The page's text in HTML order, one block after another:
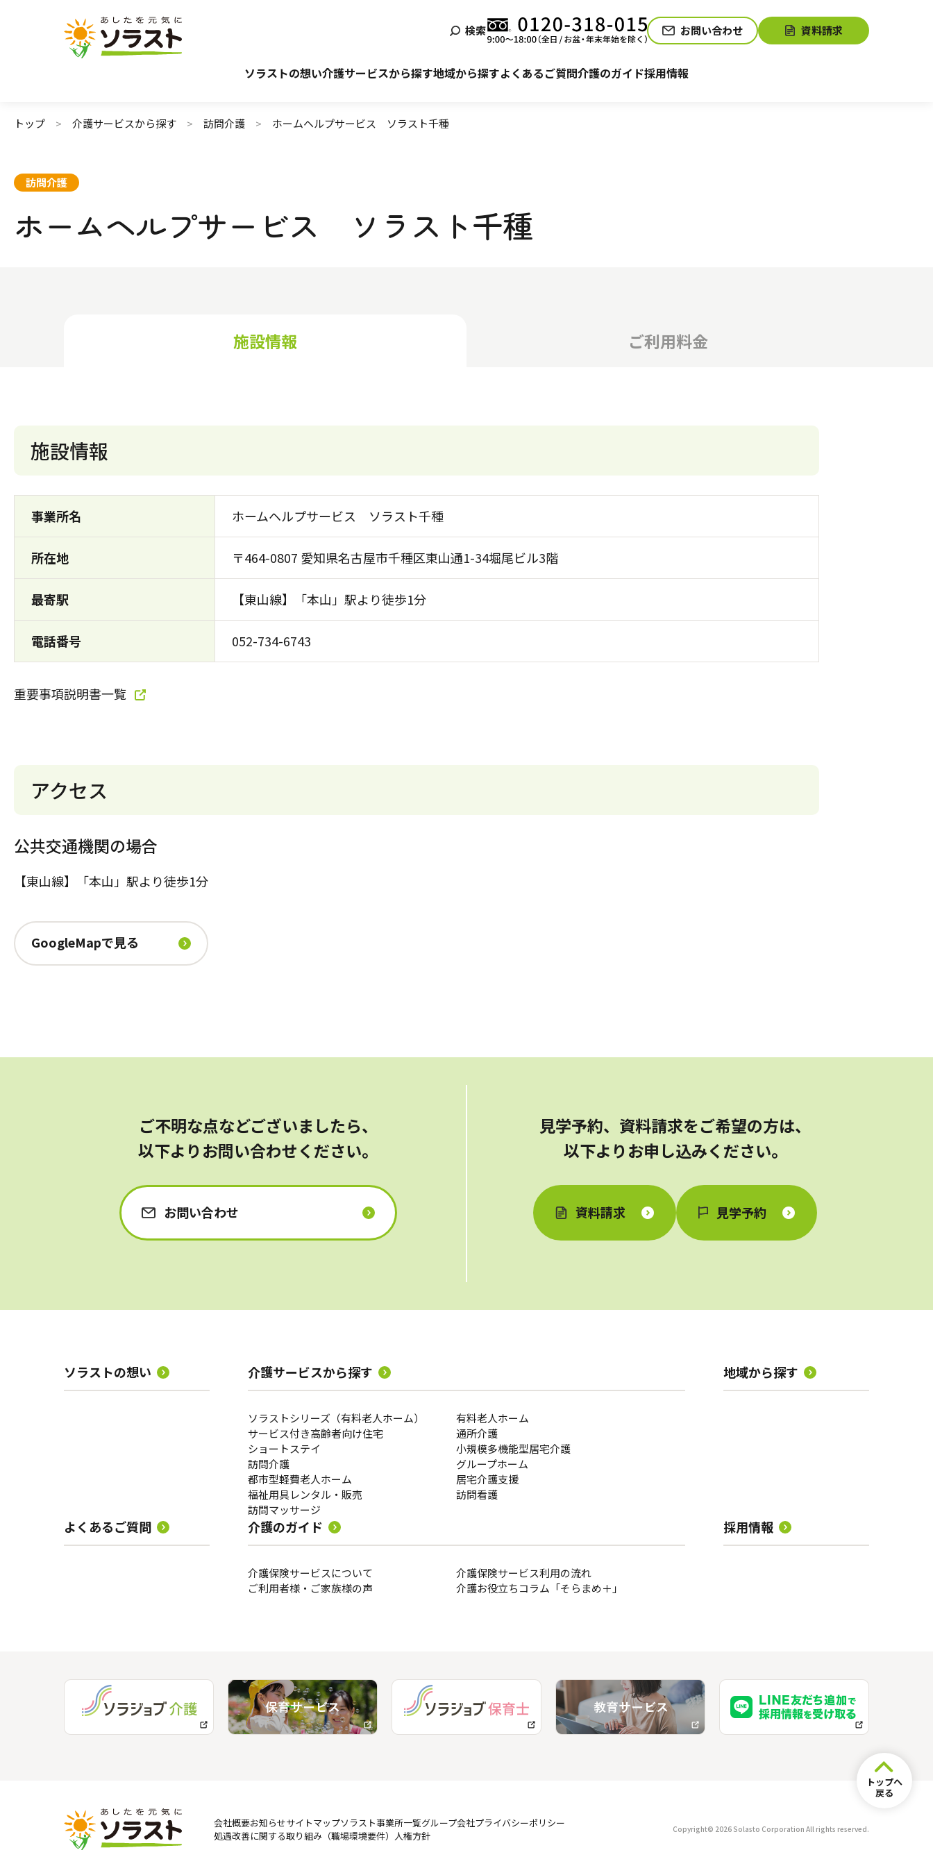
検索 お問い合わせ 資料請求
ソラストの想い介護サービスから探す
施設で暮らす 自宅でサービスを受ける サービスの相談をする
地域から探すよくあるご質問介護のガイド
介護保険サービスについて ご利用者様・ご家族様の声 介護お役立ちコラム「そらまめ＋」
採用情報
トップ 介護サービスから探す 訪問介護 ホームヘルプサービス ソラスト千種
訪問介護
ホームヘルプサービス ソラスト千種
施設情報 ご利用料金
施設情報
事業所名 ホームヘルプサービス ソラスト千種
所在地 〒464-0807 愛知県名古屋市千種区東山通1-34堀尾ビル3階
最寄駅 【東山線】「本山」駅より徒歩1分
電話番号 052-734-6743
重要事項説明書一覧
アクセス
公共交通機関の場合
【東山線】「本山」駅より徒歩1分
GoogleMapで見る
ご不明な点などございましたら、
以下よりお問い合わせください。
お問い合わせ
見学予約、資料請求をご希望の方は、
以下よりお申し込みください。
資料請求 見学予約
ソラストの想い 介護サービスから探す
ソラストシリーズ（有料老人ホーム）
有料老人ホーム
サービス付き高齢者向け住宅
通所介護
ショートステイ
小規模多機能型居宅介護
訪問介護
グループホーム
都市型軽費老人ホーム
居宅介護支援
福祉用具レンタル・販売
訪問看護
訪問マッサージ
地域から探す
よくあるご質問 介護のガイド
介護保険サービスについて
介護保険サービス利用の流れ
ご利用者様・ご家族様の声
介護お役立ちコラム「そらまめ＋」
採用情報
会社概要お知らせサイトマップソラスト事業所一覧グループ会社プライバシーポリシー
処遇改善に関する取り組み（職場環境要件） 人権方針
トップへ
戻る
Copyright© 2026 Solasto Corporation All rights reserved.